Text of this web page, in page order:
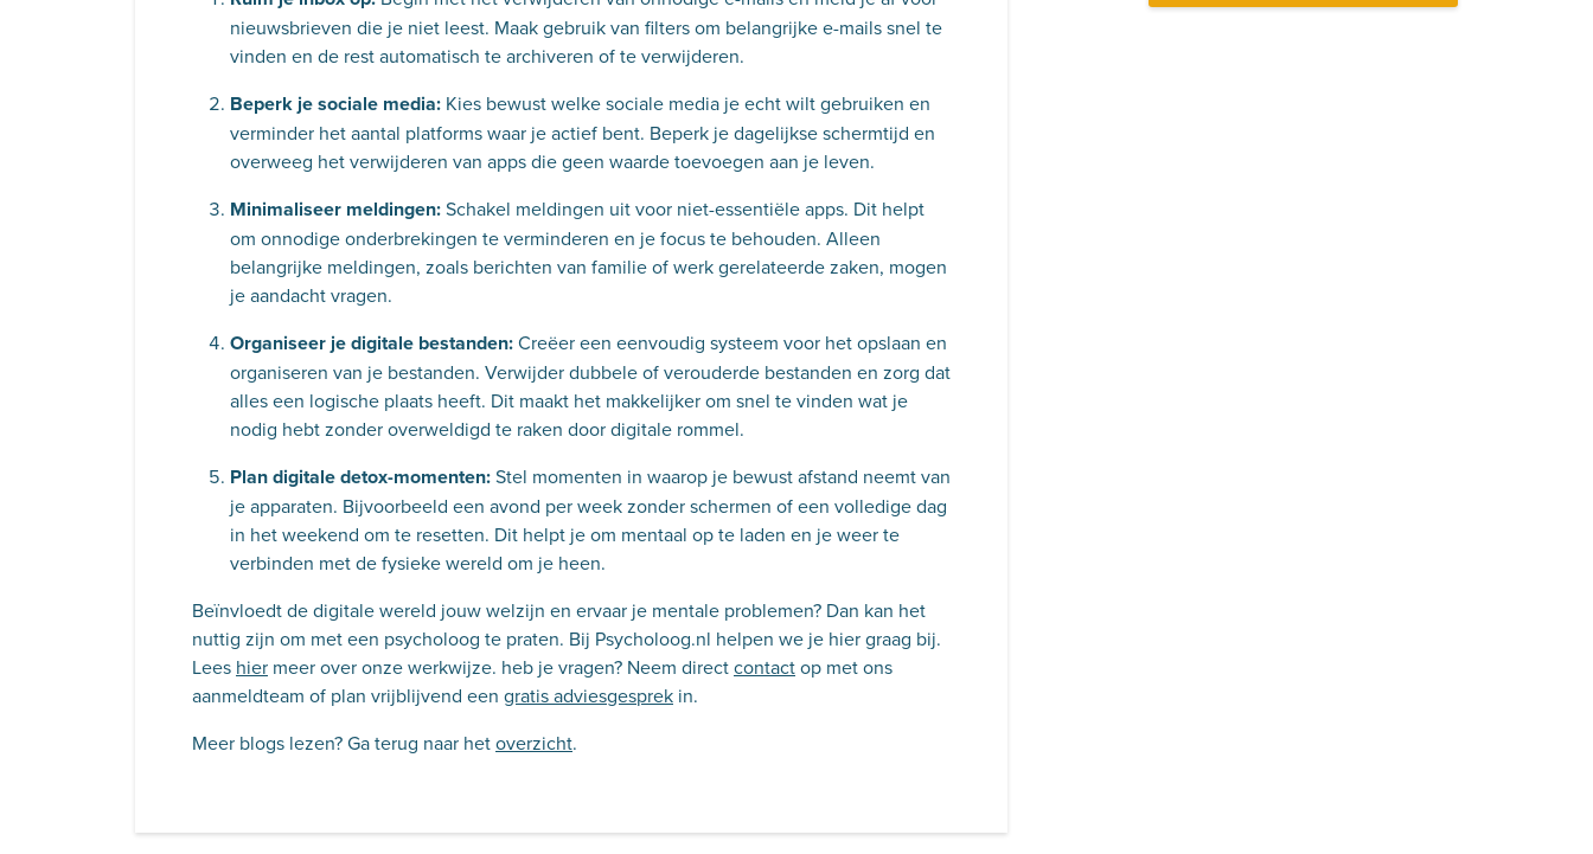
nieuwsbrieven die je niet leest. Maak gebruik van filters om belangrijke e-mails snel te
vinden en de rest automatisch te archiveren of te verwijderen.
Beperk je sociale media: Kies bewust welke sociale media je echt wilt gebruiken en
verminder het aantal platforms waar je actief bent. Beperk je dagelijkse schermtijd en
overweeg het verwijderen van apps die geen waarde toevoegen aan je leven.
Minimaliseer meldingen:Schakel meldingen uit voor niet-essentiële apps. Dit helpt
om onnodige onderbrekingen te verminderen en je focus te behouden. Alleen
belangrijke meldingen, zoals berichten van familie of werk gerelateerde zaken, mogen
je aandacht vragen.
Organiseer je digitale bestanden:Creëer een eenvoudig systeem voor het opslaan en
organiseren van je bestanden. Verwijder dubbele of verouderde bestanden en zorg dat
alles een logische plaats heeft. Dit maakt het makkelijker om snel te vinden wat je
nodig hebt zonder overweldigd te raken door digitale rommel.
Plan digitale detox-momenten:Stel momenten in waarop je bewust afstand neemt van
je apparaten. Bijvoorbeeld een avond per week zonder schermen of een volledige dag
in het weekend om te resetten. Dit helpt je om mentaal op te laden en je weer te
verbinden met de fysieke wereld om je heen.
Beïnvloedt de digitale wereld jouw welzijn en ervaar je mentale problemen? Dan kan het
nuttig zijn om met een psycholoog te praten. Bij Psycholoog.nl helpen we je hier graag bij.
Lees hier meer over onze werkwijze. heb je vragen? Neem directcontactop met ons
aanmeldteam of plan vrijblijvend een gratis adviesgesprek in.
Meer blogs lezen? Ga terug naar hetoverzicht.